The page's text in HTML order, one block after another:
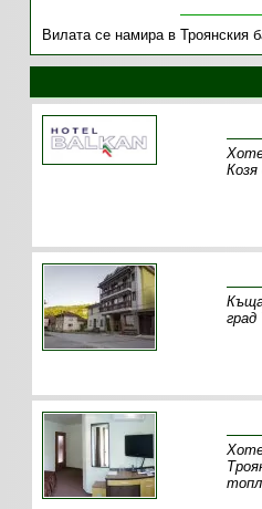
Вилата се намира в Троянския